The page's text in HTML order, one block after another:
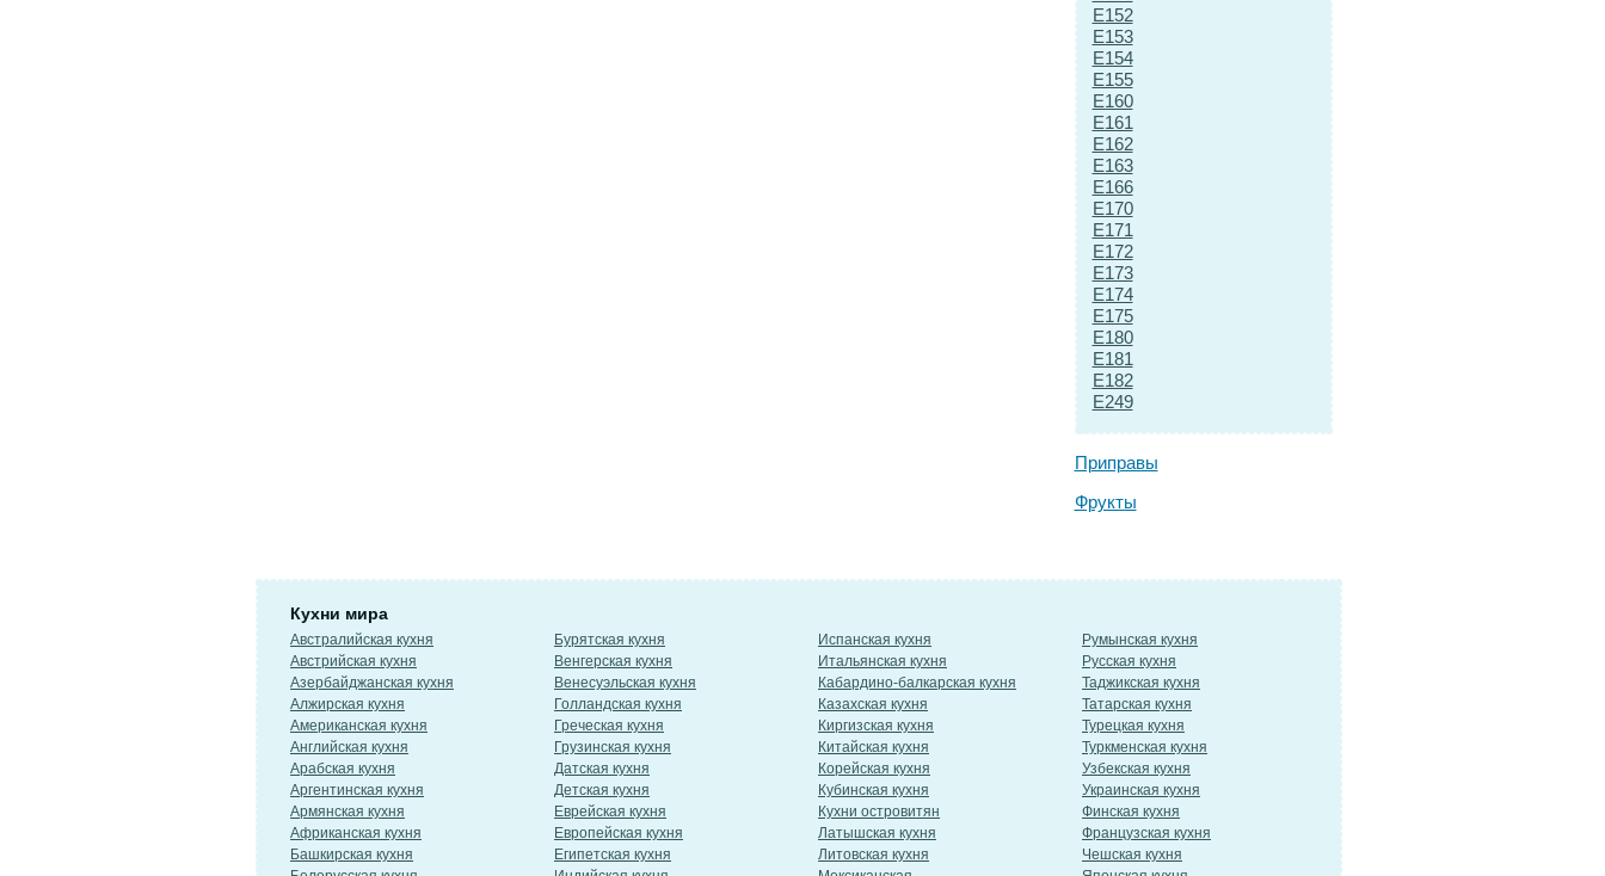
E152
E153
E154
E155
E160
E161
E162
E163
E166
E170
E171
E172
E173
E174
E175
E180
E181
E182
E249
Приправы
Фрукты
Кухни мира
Австралийская кухня
Австрийская кухня
Азербайджанская кухня
Алжирская кухня
Американская кухня
Английская кухня
Арабская кухня
Аргентинская кухня
Армянская кухня
Африканская кухня
Башкирская кухня
Бурятская кухня
Венгерская кухня
Венесуэльская кухня
Голландская кухня
Греческая кухня
Грузинская кухня
Датская кухня
Детская кухня
Еврейская кухня
Европейская кухня
Египетская кухня
Испанская кухня
Итальянская кухня
Кабардино-балкарская кухня
Казахская кухня
Киргизская кухня
Китайская кухня
Корейская кухня
Кубинская кухня
Кухни островитян
Латышская кухня
Литовская кухня
Румынская кухня
Русская кухня
Таджикская кухня
Татарская кухня
Турецкая кухня
Туркменская кухня
Узбекская кухня
Украинская кухня
Финская кухня
Французская кухня
Чешская кухня